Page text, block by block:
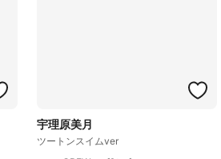
宇理原美月
ツートンスイムver